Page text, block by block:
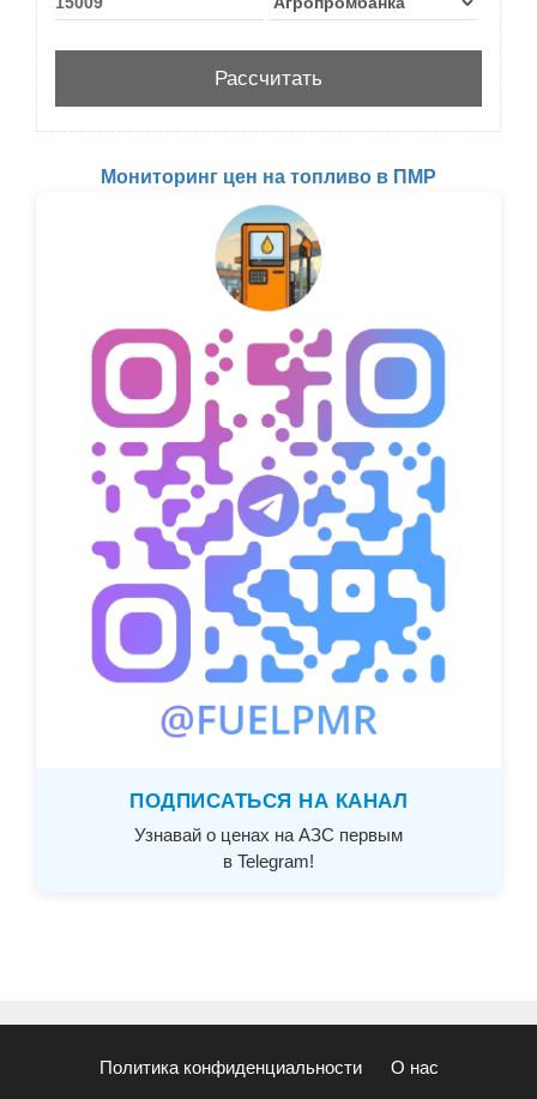
Мониторинг цен на топливо в ПМР
ПОДПИСАТЬСЯ НА КАНАЛ
Узнавай о ценах на АЗС первым
в Telegram!
Политика конфиденциальности О нас